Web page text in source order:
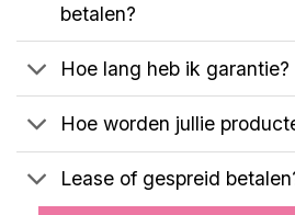
betalen?
Hoe lang heb ik garantie?
Hoe worden jullie
Lease of gespreid